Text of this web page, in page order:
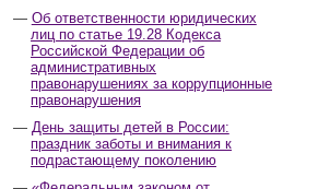
Об ответственности юридических
лиц по статье 19.28 Кодекса
Российской Федерации об
административных
правонарушениях за коррупционные
правонарушения
День защиты детей в России:
праздник заботы и внимания к
подрастающему поколению